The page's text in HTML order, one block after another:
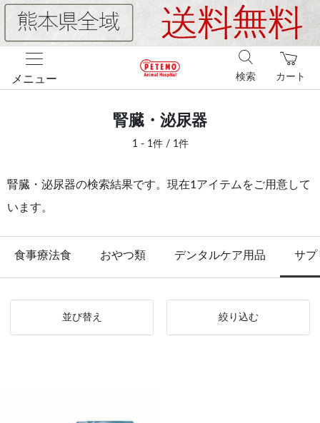
メニュー カート
検索
腎臓・泌尿器
1 - 1件 / 1件
腎臓・泌尿器の検索結果です。現在1アイテムをご用意して
います。
食事療法食 おやつ類 デンタルケア用品 サプ
並び替え 絞り込む